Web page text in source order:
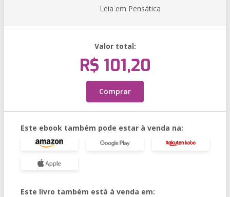
Leia em Pensática
Valor total:
R$ 101,20
Comprar
Este ebook também pode estar à venda na:
Este livro também está à venda em: